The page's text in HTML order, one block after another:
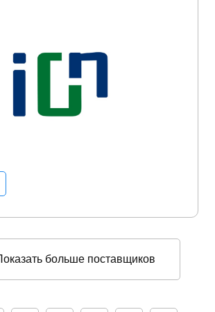
больше поставщиков